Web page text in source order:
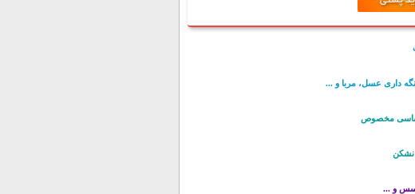
داری عسل، مربا و ...
شاسی مخصوص
نشکن
سس و ...